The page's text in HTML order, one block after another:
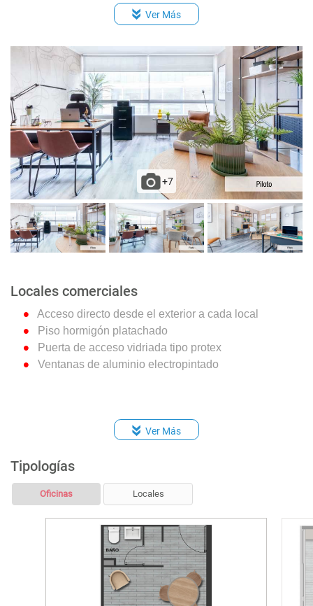
Ver Más
+7
Locales comerciales
Acceso directo desde el exterior a cada local
Piso hormigón platachado
Puerta de acceso vidriada tipo protex
Ventanas de aluminio electropintado
Ver Más
Tipologías
Oficinas Locales